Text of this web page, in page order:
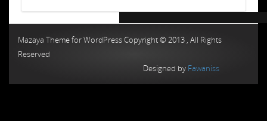
Mazaya Theme for WordPress Copyright © 2013 , All Rights
Reserved
Designed by Fawaniss